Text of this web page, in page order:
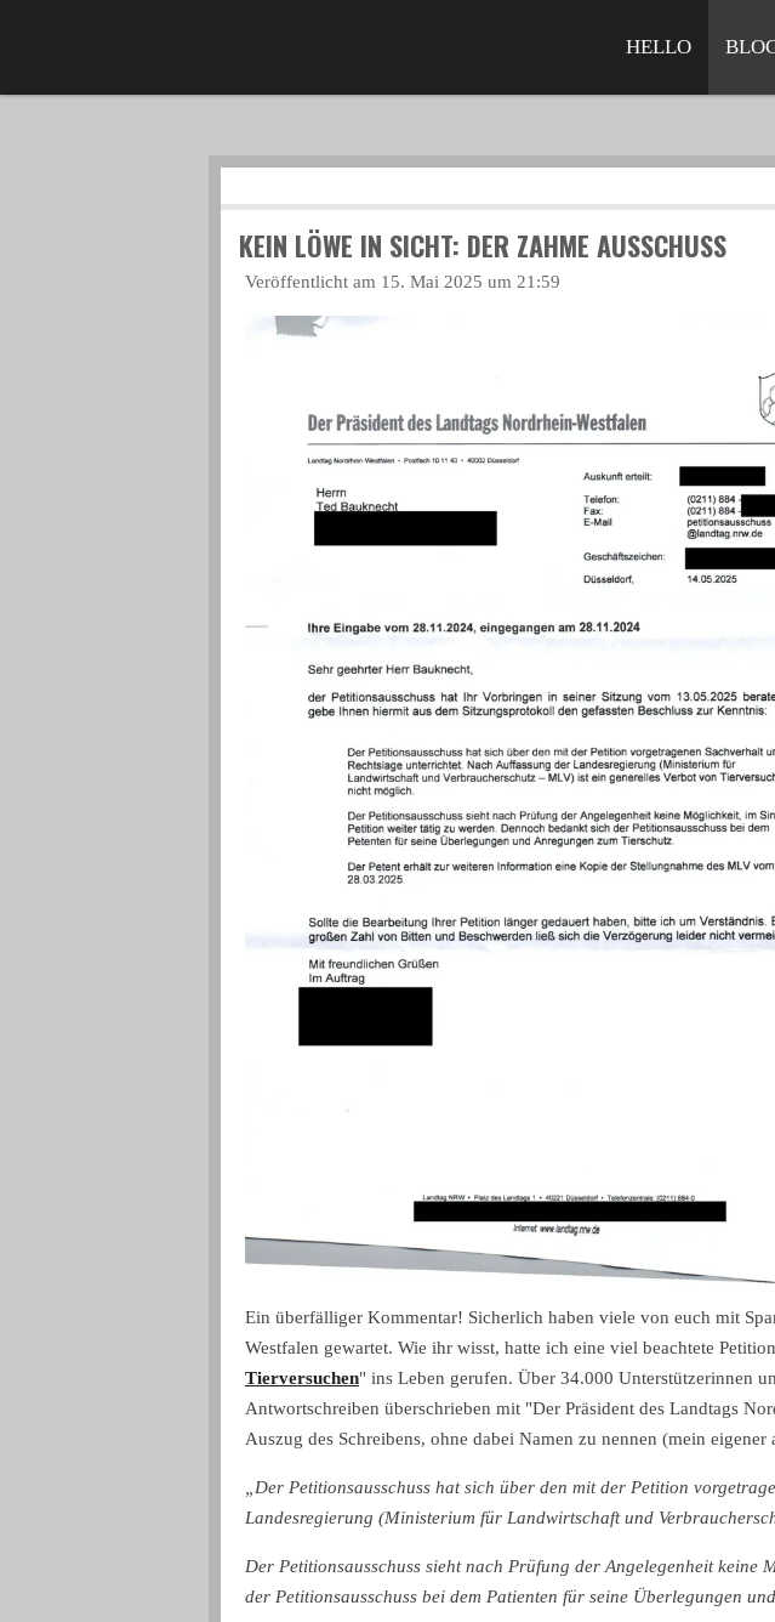
HELLO
KEIN LÖWE IN SICHT: DER ZAHME AUSSCHUSS
Veröffentlicht am 15. Mai 2025 um 21:59
Ein überfälliger Kommentar! Sicherlich haben viele von euch mit
Westfalen gewartet. Wie ihr wisst, hatte ich eine viel beachtete
Tierversuchen" ins Leben gerufen. Über 34.000 Unterstützerinnen
Antwortschreiben überschrieben mit "Der Präsident des Landtags
Auszug des Schreibens, ohne dabei Namen zu nennen (mein
„Der Petitionsausschuss hat sich über den mit der Petition
Landesregierung (Ministerium für Landwirtschaft und
Der Petitionsausschuss sieht nach Prüfung der Angelegenheit
der Petitionsausschuss bei dem Patienten für seine Überlegungen